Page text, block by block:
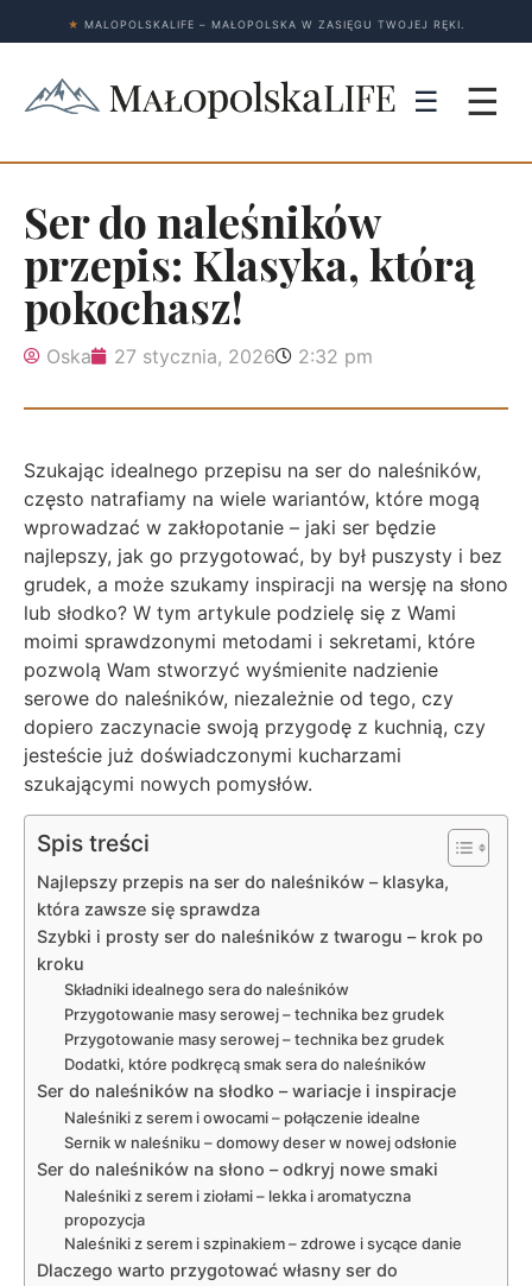
★ MALOPOLSKALIFE – MAŁOPOLSKA W ZASIĘGU TWOJEJ RĘKI.
☰ ☰
Ser do naleśników
przepis: Klasyka, którą
pokochasz!
Oska 27 stycznia, 2026 2:32 pm
Szukając idealnego przepisu na ser do naleśników,
często natrafiamy na wiele wariantów, które mogą
wprowadzać w zakłopotanie – jaki ser będzie
najlepszy, jak go przygotować, by był puszysty i bez
grudek, a może szukamy inspiracji na wersję na słono
lub słodko? W tym artykule podzielę się z Wami
moimi sprawdzonymi metodami i sekretami, które
pozwolą Wam stworzyć wyśmienite nadzienie
serowe do naleśników, niezależnie od tego, czy
dopiero zaczynacie swoją przygodę z kuchnią, czy
jesteście już doświadczonymi kucharzami
szukającymi nowych pomysłów.
Spis treści
Najlepszy przepis na ser do naleśników – klasyka,
która zawsze się sprawdza
Szybki i prosty ser do naleśników z twarogu – krok po
kroku
Składniki idealnego sera do naleśników
Przygotowanie masy serowej – technika bez grudek
Przygotowanie masy serowej – technika bez grudek
Dodatki, które podkręcą smak sera do naleśników
Ser do naleśników na słodko – wariacje i inspiracje
Naleśniki z serem i owocami – połączenie idealne
Sernik w naleśniku – domowy deser w nowej odsłonie
Ser do naleśników na słono – odkryj nowe smaki
Naleśniki z serem i ziołami – lekka i aromatyczna
propozycja
Naleśniki z serem i szpinakiem – zdrowe i sycące danie
Dlaczego warto przygotować własny ser do